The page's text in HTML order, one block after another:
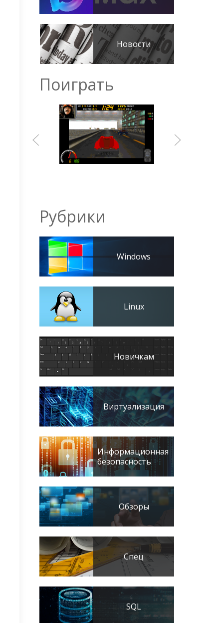
Новости
Поиграть
Рубрики
Windows
Linux
Новичкам
Виртуализация
Информационная
безопасность
Обзоры
Спец
SQL